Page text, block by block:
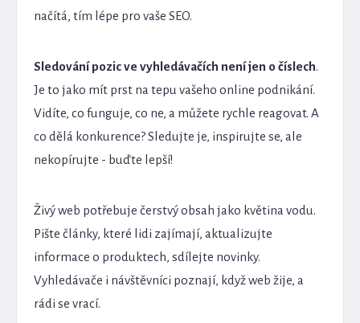
načítá, tím lépe pro vaše SEO.
Sledování pozic ve vyhledávačích není jen o číslech.
Je to jako mít prst na tepu vašeho online podnikání.
Vidíte, co funguje, co ne, a můžete rychle reagovat. A
co dělá konkurence? Sledujte je, inspirujte se, ale
nekopírujte - buďte lepší!
Živý web potřebuje čerstvý obsah jako květina vodu.
Pište články, které lidi zajímají, aktualizujte
informace o produktech, sdílejte novinky.
Vyhledávače i návštěvníci poznají, když web žije, a
rádi se vrací.